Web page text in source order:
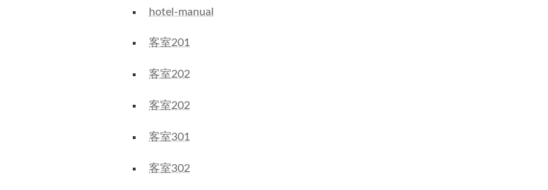
hotel-manual
客室201
客室202
客室202
客室301
客室302